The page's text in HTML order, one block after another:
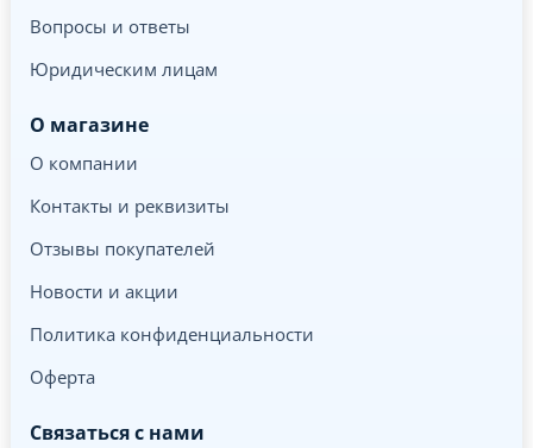
Вопросы и ответы
Юридическим лицам
О магазине
О компании
Контакты и реквизиты
Отзывы покупателей
Новости и акции
Политика конфиденциальности
Оферта
Связаться с нами